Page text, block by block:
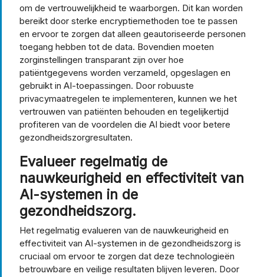
om de vertrouwelijkheid te waarborgen. Dit kan worden
bereikt door sterke encryptiemethoden toe te passen
en ervoor te zorgen dat alleen geautoriseerde personen
toegang hebben tot de data. Bovendien moeten
zorginstellingen transparant zijn over hoe
patiëntgegevens worden verzameld, opgeslagen en
gebruikt in AI-toepassingen. Door robuuste
privacymaatregelen te implementeren, kunnen we het
vertrouwen van patiënten behouden en tegelijkertijd
profiteren van de voordelen die AI biedt voor betere
gezondheidszorgresultaten.
Evalueer regelmatig de
nauwkeurigheid en effectiviteit van
AI-systemen in de
gezondheidszorg.
Het regelmatig evalueren van de nauwkeurigheid en
effectiviteit van AI-systemen in de gezondheidszorg is
cruciaal om ervoor te zorgen dat deze technologieën
betrouwbare en veilige resultaten blijven leveren. Door